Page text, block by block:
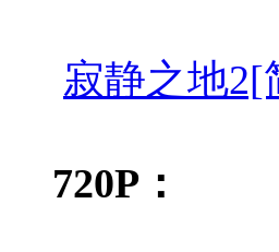
寂静之地2[
720P：